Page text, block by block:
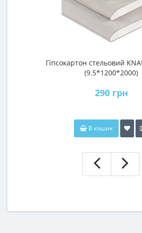
Гіпсокартон стельовий
(9.5*1200*2000)
290 грн
В кошик